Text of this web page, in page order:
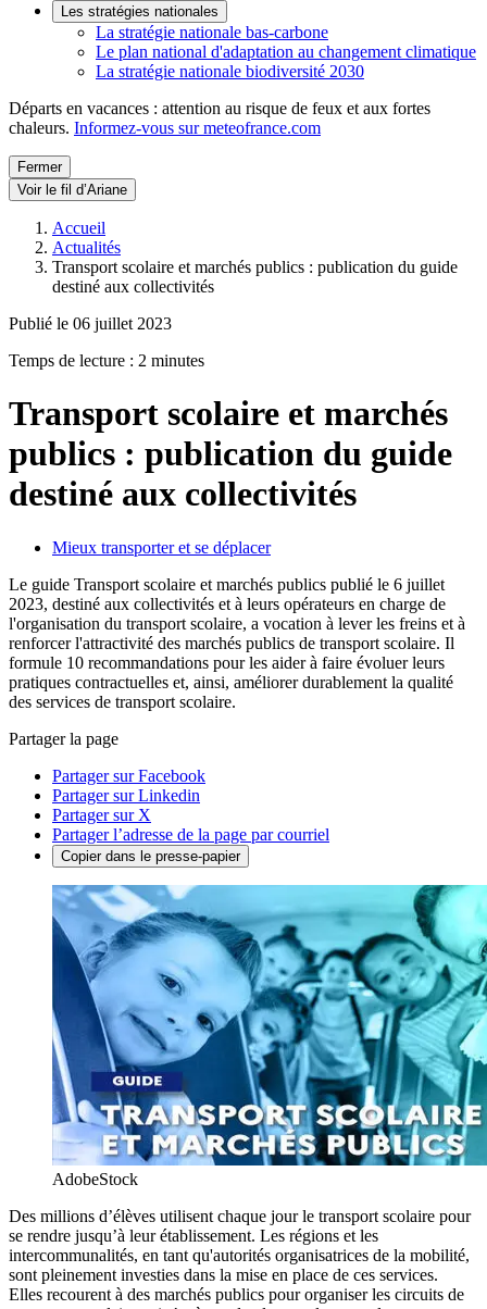
Les stratégies nationales
La stratégie nationale bas-carbone
Le plan national d'adaptation au changement climatique
La stratégie nationale biodiversité 2030
Départs en vacances : attention au risque de feux et aux fortes
chaleurs. Informez-vous sur meteofrance.com
Fermer
Voir le fil d’Ariane
Accueil
Actualités
Transport scolaire et marchés publics : publication du guide
destiné aux collectivités
Publié le 06 juillet 2023
Temps de lecture : 2 minutes
Transport scolaire et marchés
publics : publication du guide
destiné aux collectivités
Mieux transporter et se déplacer
Le guide Transport scolaire et marchés publics publié le 6 juillet
2023, destiné aux collectivités et à leurs opérateurs en charge de
l'organisation du transport scolaire, a vocation à lever les freins et à
renforcer l'attractivité des marchés publics de transport scolaire. Il
formule 10 recommandations pour les aider à faire évoluer leurs
pratiques contractuelles et, ainsi, améliorer durablement la qualité
des services de transport scolaire.
Partager la page
Partager sur Facebook
Partager sur Linkedin
Partager sur X
Partager l’adresse de la page par courriel
Copier dans le presse-papier
AdobeStock
Des millions d’élèves utilisent chaque jour le transport scolaire pour
se rendre jusqu’à leur établissement. Les régions et les
intercommunalités, en tant qu'autorités organisatrices de la mobilité,
sont pleinement investies dans la mise en place de ces services.
Elles recourent à des marchés publics pour organiser les circuits de